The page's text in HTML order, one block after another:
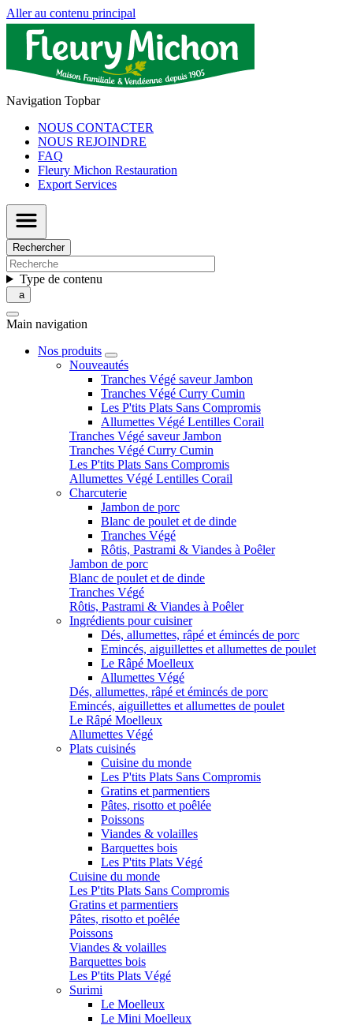
Aller au contenu principal
Navigation Topbar
NOUS CONTACTER
NOUS REJOINDRE
FAQ
Fleury Michon Restauration
Export Services
Rechercher
Type de contenu
Main navigation
Nos produits
Nouveautés
Tranches Végé saveur Jambon
Tranches Végé Curry Cumin
Les P'tits Plats Sans Compromis
Allumettes Végé Lentilles Corail
Tranches Végé saveur Jambon
Tranches Végé Curry Cumin
Les P'tits Plats Sans Compromis
Allumettes Végé Lentilles Corail
Charcuterie
Jambon de porc
Blanc de poulet et de dinde
Tranches Végé
Rôtis, Pastrami & Viandes à Poêler
Jambon de porc
Blanc de poulet et de dinde
Tranches Végé
Rôtis, Pastrami & Viandes à Poêler
Ingrédients pour cuisiner
Dés, allumettes, râpé et émincés de porc
Emincés, aiguillettes et allumettes de poulet
Le Râpé Moelleux
Allumettes Végé
Dés, allumettes, râpé et émincés de porc
Emincés, aiguillettes et allumettes de poulet
Le Râpé Moelleux
Allumettes Végé
Plats cuisinés
Cuisine du monde
Les P'tits Plats Sans Compromis
Gratins et parmentiers
Pâtes, risotto et poêlée
Poissons
Viandes & volailles
Barquettes bois
Les P'tits Plats Végé
Cuisine du monde
Les P'tits Plats Sans Compromis
Gratins et parmentiers
Pâtes, risotto et poêlée
Poissons
Viandes & volailles
Barquettes bois
Les P'tits Plats Végé
Surimi
Le Moelleux
Le Mini Moelleux